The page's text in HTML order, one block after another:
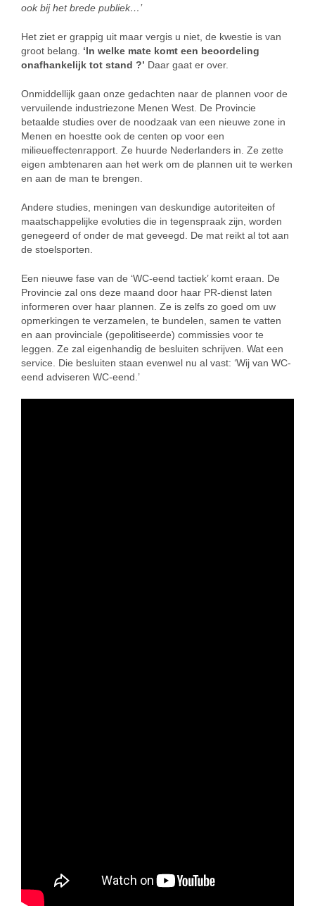
ook bij het brede publiek…’
Het ziet er grappig uit maar vergis u niet, de kwestie is van
groot belang. ‘In welke mate komt een beoordeling
onafhankelijk tot stand ?’ Daar gaat er over.
Onmiddellijk gaan onze gedachten naar de plannen voor de
vervuilende industriezone Menen West. De Provincie
betaalde studies over de noodzaak van een nieuwe zone in
Menen en hoestte ook de centen op voor een
milieueffectenrapport. Ze huurde Nederlanders in. Ze zette
eigen ambtenaren aan het werk om de plannen uit te werken
en aan de man te brengen.
Andere studies, meningen van deskundige autoriteiten of
maatschappelijke evoluties die in tegenspraak zijn, worden
genegeerd of onder de mat geveegd. De mat reikt al tot aan
de stoelsporten.
Een nieuwe fase van de ‘WC-eend tactiek’ komt eraan. De
Provincie zal ons deze maand door haar PR-dienst laten
informeren over haar plannen. Ze is zelfs zo goed om uw
opmerkingen te verzamelen, te bundelen, samen te vatten
en aan provinciale (gepolitiseerde) commissies voor te
leggen. Ze zal eigenhandig de besluiten schrijven. Wat een
service. Die besluiten staan evenwel nu al vast: ‘Wij van WC-
eend adviseren WC-eend.’